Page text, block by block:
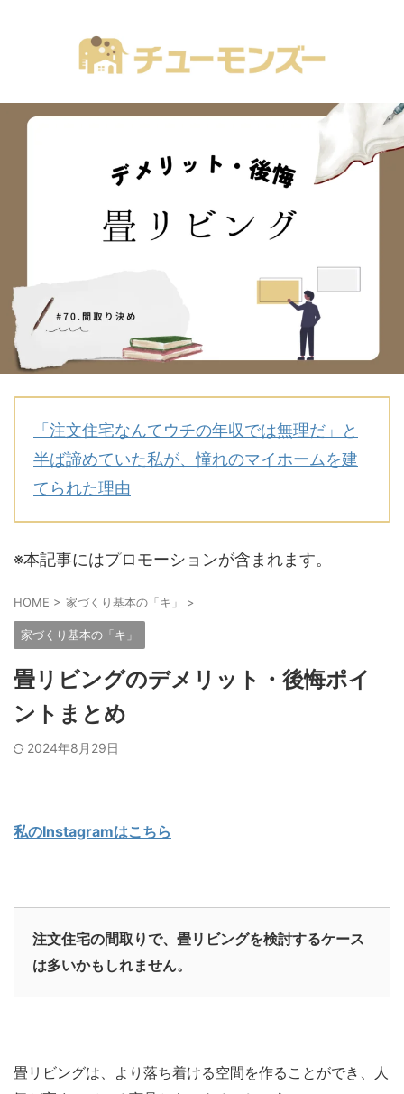
「注文住宅なんてウチの年収では無理だ」と
半ば諦めていた私が、憧れのマイホームを建
てられた理由
※本記事にはプロモーションが含まれます。
HOME > 家づくり基本の「キ」 >
家づくり基本の「キ」
畳リビングのデメリット・後悔ポイ
ントまとめ
2024年8月29日
私のInstagramはこちら
注文住宅の間取りで、畳リビングを検討するケース
は多いかもしれません。
畳リビングは、より落ち着ける空間を作ることができ、人